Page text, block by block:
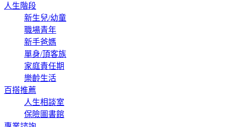
人生階段
新生兒/幼童
職場青年
新手爸媽
單身/頂客族
家庭責任期
樂齡生活
百搭推薦
人生相談室
保險圖書館